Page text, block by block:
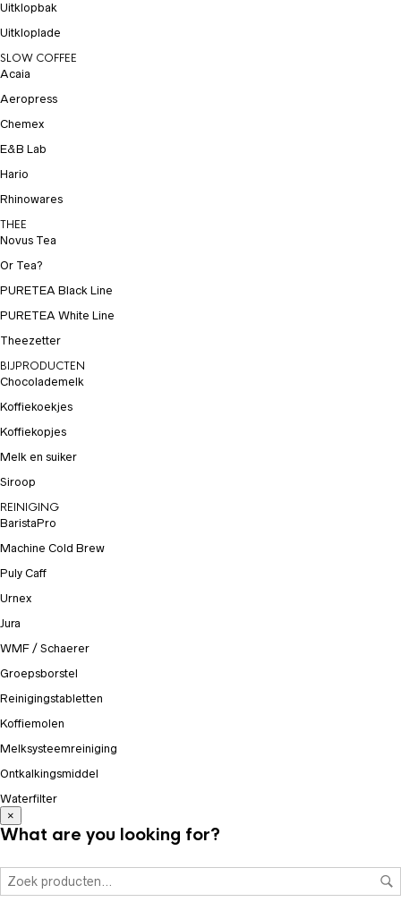
Uitklopbak
Uitkloplade
SLOW COFFEE
Acaia
Aeropress
Chemex
E&B Lab
Hario
Rhinowares
THEE
Novus Tea
Or Tea?
PURETEA Black Line
PURETEA White Line
Theezetter
BIJPRODUCTEN
Chocolademelk
Koffiekoekjes
Koffiekopjes
Melk en suiker
Siroop
REINIGING
BaristaPro
Machine Cold Brew
Puly Caff
Urnex
Jura
WMF / Schaerer
Groepsborstel
Reinigingstabletten
Koffiemolen
Melksysteemreiniging
Ontkalkingsmiddel
Waterfilter
×
What are you looking for?